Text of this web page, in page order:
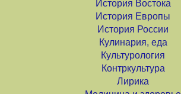
История Востока
История Европы
История России
Кулинария, еда
Культурология
Контркультура
Лирика